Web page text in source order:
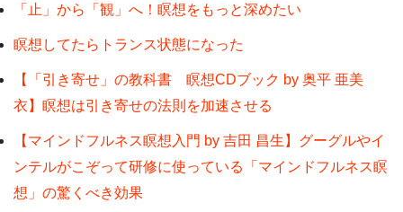
「止」から「観」へ！瞑想をもっと深めたい
瞑想してたらトランス状態になった
【「引き寄せ」の教科書 瞑想CDブック by 奥平 亜美
衣】瞑想は引き寄せの法則を加速させる
【マインドフルネス瞑想入門 by 吉田 昌生】グーグルやイ
ンテルがこぞって研修に使っている「マインドフルネス瞑
想」の驚くべき効果